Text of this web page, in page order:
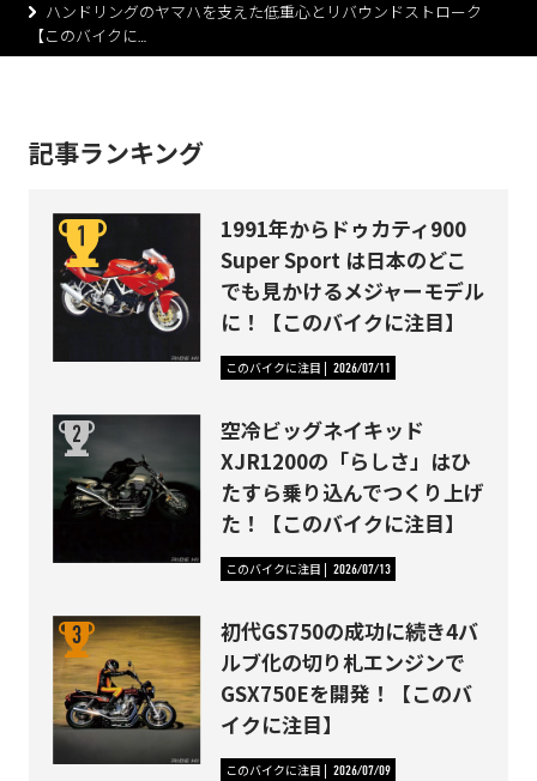
ハンドリングのヤマハを支えた低重心とリバウンドストローク
【このバイクに…
記事ランキング
1991年からドゥカティ900
Super Sport は日本のどこ
でも見かけるメジャーモデル
に！【このバイクに注目】
このバイクに注目 2026/07/11
空冷ビッグネイキッド
XJR1200の「らしさ」はひ
たすら乗り込んでつくり上げ
た！【このバイクに注目】
このバイクに注目 2026/07/13
初代GS750の成功に続き4バ
ルブ化の切り札エンジンで
GSX750Eを開発！【このバ
イクに注目】
このバイクに注目 2026/07/09